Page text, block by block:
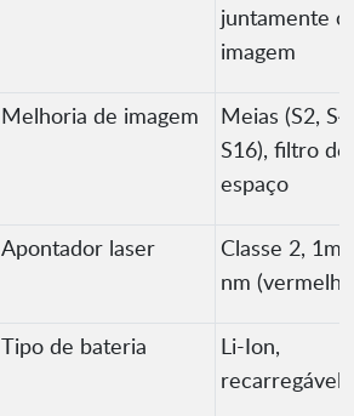
juntamente
imagem
Melhoria de imagem
Meias (S2,
S16), filtro de
espaço
Apontador laser
Classe 2,
nm
Tipo de bateria
Li-Ion,
recarregável